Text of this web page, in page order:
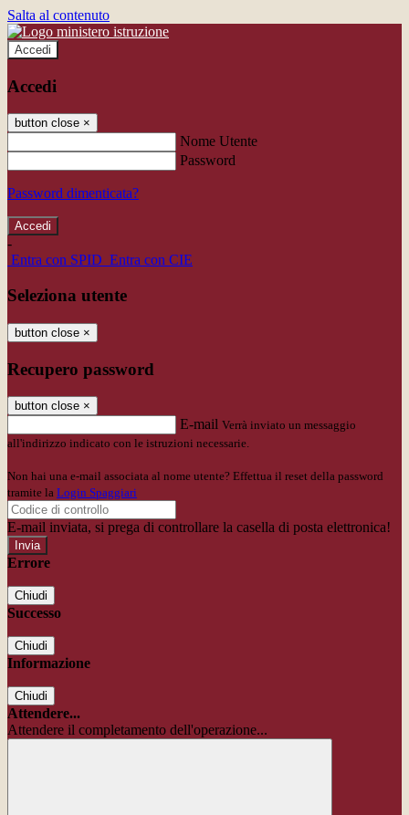
Salta al contenuto
Accedi
Accedi
button close ×
Nome Utente
Password
Password dimenticata?
-
Entra con SPID Entra con CIE
Seleziona utente
button close ×
Recupero password
button close ×
E-mail Verrà inviato un messaggio
all'indirizzo indicato con le istruzioni necessarie.
Non hai una e-mail associata al nome utente? Effettua il reset della password
tramite la Login Spaggiari
E-mail inviata, si prega di controllare la casella di posta elettronica!
Errore
Chiudi
Successo
Chiudi
Informazione
Chiudi
Attendere...
Attendere il completamento dell'operazione...